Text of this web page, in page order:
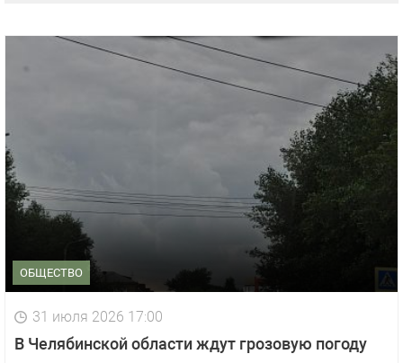
ОБЩЕСТВО
31 июля 2026 17:00
В Челябинской области ждут грозовую погоду